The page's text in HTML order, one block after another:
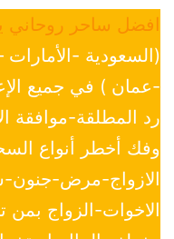
افضل ساحر روحاني
(السعودية -
-عمان ) في جميع
رد المطلقة-موافقة
وفك أخطر أنواع
الازواج-مرض-
الاخوات-الزواج